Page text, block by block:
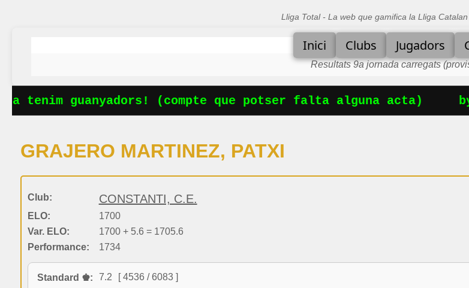
Lliga Total - La web que gamifica la Lliga
Inici Clubs Jugadors
Resultats 9a jornada carregats
tenim guanyadors! (compte que potser falta alguna acta)
GRAJERO MARTINEZ, PATXI
Club: CONSTANTI, C.E.
ELO:
1700
Var. ELO:
1700 + 5.6 = 1705.6
Performance:
1734
Standard ♚: 7.2
[ 4536 / 6083 ]